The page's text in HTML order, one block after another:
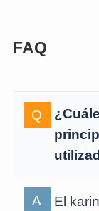
FAQ
El